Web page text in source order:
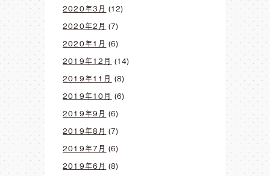
2020年3月 (12)
2020年2月 (7)
2020年1月 (6)
2019年12月 (14)
2019年11月 (8)
2019年10月 (6)
2019年9月 (6)
2019年8月 (7)
2019年7月 (6)
2019年6月 (8)